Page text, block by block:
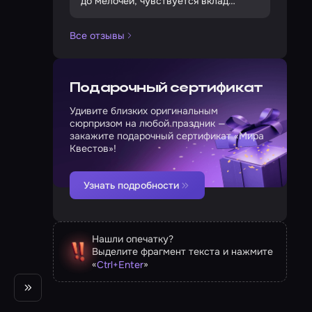
Жене, Соне и Маше 🥰
Все отзывы
Подарочный сертификат
Удивите близких оригинальным
сюрпризом на любой праздник —
закажите подарочный сертификат «Мира
Квестов»!
Узнать подробности
Нашли опечатку?
Выделите фрагмент текста и нажмите
«Ctrl+Enter»